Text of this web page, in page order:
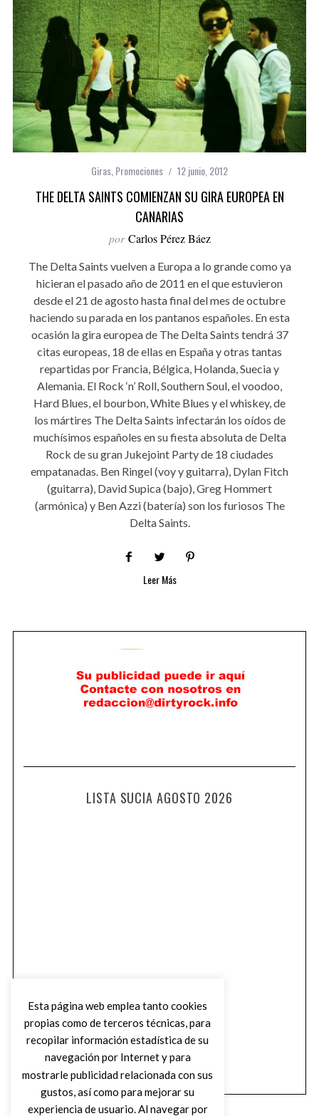
Giras Promociones 12 junio, 2012
THE DELTA SAINTS COMIENZAN SU GIRA EUROPEA EN
CANARIAS
por Carlos Pérez Báez
The Delta Saints vuelven a Europa a lo grande como ya
hicieran el pasado año de 2011 en el que estuvieron
desde el 21 de agosto hasta final del mes de octubre
haciendo su parada en los pantanos españoles. En esta
ocasión la gira europea de The Delta Saints tendrá 37
citas europeas, 18 de ellas en España y otras tantas
repartidas por Francia, Bélgica, Holanda, Suecia y
Alemania. El Rock ‘n’ Roll, Southern Soul, el voodoo,
Hard Blues, el bourbon, White Blues y el whiskey, de
los mártires The Delta Saints infectarán los oídos de
muchísimos españoles en su fiesta absoluta de Delta
Rock de su gran Jukejoint Party de 18 ciudades
empatanadas. Ben Ringel (voy y guitarra), Dylan Fitch
(guitarra), David Supica (bajo), Greg Hommert
(armónica) y Ben Azzi (batería) son los furiosos The
Delta Saints.
Leer Más
LISTA SUCIA AGOSTO 2026
Esta página web emplea tanto cookies
propias como de terceros técnicas, para
recopilar información estadística de su
navegación por Internet y para
mostrarle publicidad relacionada con sus
gustos, así como para mejorar su
experiencia de usuario. Al navegar por